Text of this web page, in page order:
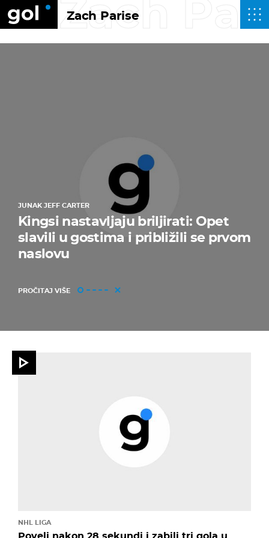
Zach Parise
Zach
JUNAK JEFF CARTER
Kingsi nastavljaju briljirati: Opet
slavili u gostima i približili se prvom
naslovu
PROČITAJ VIŠE
NHL LIGA